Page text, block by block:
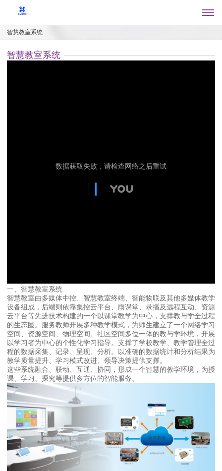
智慧教室系统
智慧教室系统
一、智慧教室系统
智慧教室由多媒体中控、智慧教室终端、智能物联及其他多媒体教学
设备组成，后端则依靠集控云平台、雨课堂、录播及远程互动、资源
云平台等先进技术构建的一个以课堂教学为中心，支撑教与学全过程
的生态圈。服务教师开展多种教学模式，为师生建立了一个网络学习
空间、资源空间、物理空间、社区空间多位一体的教与学环境，开展
以学习者为中心的个性化学习指导。支撑了学校教学、教学管理全过
程的数据采集、记录、呈现、分析。以准确的数据统计和分析结果为
教学质量提升、学习模式改进、领导决策提供支撑。
这些系统融合、联动、互通、协同，形成一个智慧的教学环境，为授
课、学习、探究等提供多方位的智能服务。